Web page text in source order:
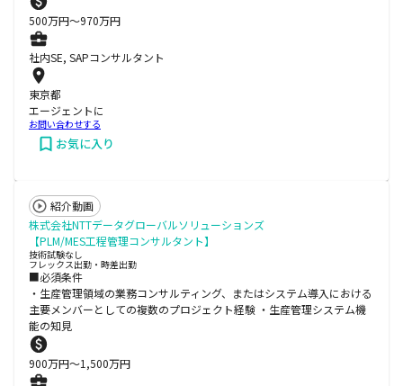
500万円〜970万円
社内SE, SAPコンサルタント
東京都
エージェントに
お問い合わせする
お気に入り
紹介動画
株式会社NTTデータグローバルソリューションズ
【PLM/MES工程管理コンサルタント】
技術試験なし
フレックス出勤・時差出勤
■必須条件
・生産管理領域の業務コンサルティング、またはシステム導入における
主要メンバーとしての複数のプロジェクト経験 ・生産管理システム機
能の知見
900万円〜1,500万円